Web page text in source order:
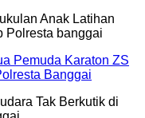
Pemuda Karaton ZS
Banggai